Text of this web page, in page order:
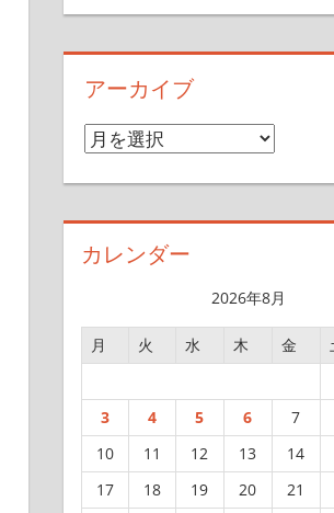
アーカイブ
ア
ブ
カレンダー
2026年8月
月 火 水 木 金
3
4 5 6 7
10
11 12 13 14
17
18 19 20 21